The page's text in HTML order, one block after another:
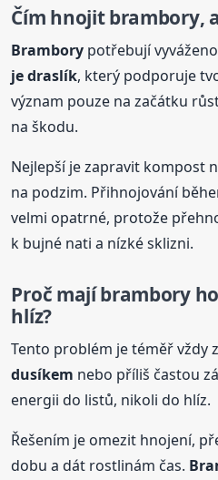
Čím hnojitbrambory,
Brambory potřebují
je draslík, který podporuje
význam pouze na začátku
na škodu.
Nejlepší je zapravit kompost
na podzim. Přihnojování
velmi opatrné, protože
k bujné nati a nízké sklizni.
Proč majíbrambory
hlíz?
Tento problém je téměř vždy
dusíkem nebo příliš častou
energii do listů, nikoli do hlíz.
Řešením je omezit hnojení,
dobu a dát rostlinám čas.